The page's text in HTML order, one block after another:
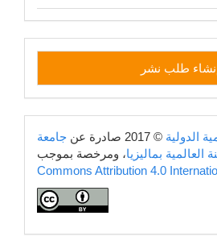
إنشاء
طلب
نشر
طلب نشر
copyright الدولية © 2017 صادرة عن
جامعة
العالمية بماليزيا
Commons Attribution 4.0